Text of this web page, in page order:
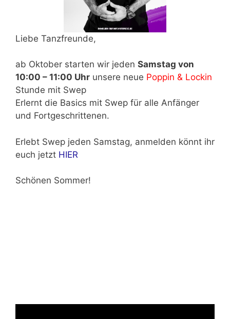
Liebe Tanzfreunde,
ab Oktober starten wir jeden Samstag von
10:00 – 11:00 Uhr unsere neue Poppin & Lockin
Stunde mit Swep
Erlernt die Basics mit Swep für alle Anfänger
und Fortgeschrittenen.
Erlebt Swep jeden Samstag, anmelden könnt ihr
euch jetzt HIER
Schönen Sommer!